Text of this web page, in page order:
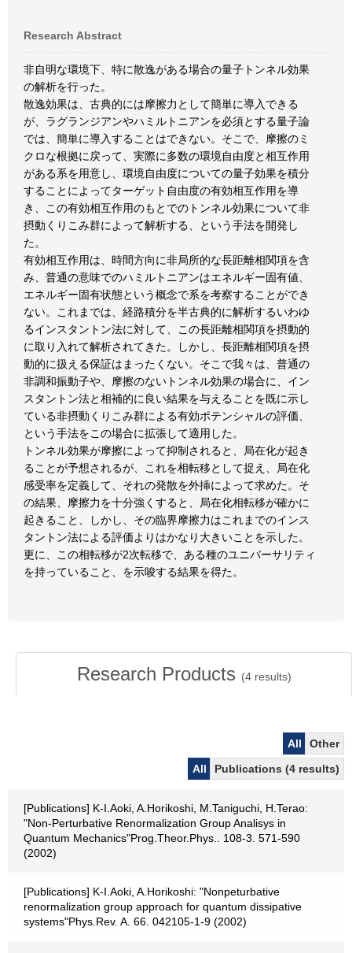
Research Abstract
非自明な環境下、特に散逸がある場合の量子トンネル効果
の解析を行った。
散逸効果は、古典的には摩擦力として簡単に導入できる
が、ラグランジアンやハミルトニアンを必須とする量子論
では、簡単に導入することはできない。そこで、摩擦のミ
クロな根拠に戻って、実際に多数の環境自由度と相互作用
がある系を用意し、環境自由度についての量子効果を積分
することによってターゲット自由度の有効相互作用を導
き、この有効相互作用のもとでのトンネル効果について非
摂動くりこみ群によって解析する、という手法を開発し
た。
有効相互作用は、時間方向に非局所的な長距離相関項を含
み、普通の意味でのハミルトニアンはエネルギー固有値、
エネルギー固有状態という概念で系を考察することができ
ない。これまでは、経路積分を半古典的に解析するいわゆ
るインスタントン法に対して、この長距離相関項を摂動的
に取り入れて解析されてきた。しかし、長距離相関項を摂
動的に扱える保証はまったくない。そこで我々は、普通の
非調和振動子や、摩擦のないトンネル効果の場合に、イン
スタントン法と相補的に良い結果を与えることを既に示し
ている非摂動くりこみ群による有効ポテンシャルの評価、
という手法をこの場合に拡張して適用した。
トンネル効果が摩擦によって抑制されると、局在化が起き
ることが予想されるが、これを相転移として捉え、局在化
感受率を定義して、それの発散を外挿によって求めた。そ
の結果、摩擦力を十分強くすると、局在化相転移が確かに
起きること、しかし、その臨界摩擦力はこれまでのインス
タントン法による評価よりはかなり大きいことを示した。
更に、この相転移が2次転移で、ある種のユニバーサリティ
を持っていること、を示唆する結果を得た。
Research Products (4results)
All
Other
All
Publications (4 results)
[Publications] K-I.Aoki, A.Horikoshi, M.Taniguchi, H.Terao:
"Non-Perturbative Renormalization Group Analisys in
Quantum Mechanics"Prog.Theor.Phys.. 108-3. 571-590
(2002)
[Publications] K-I.Aoki, A.Horikoshi: "Nonpeturbative
renormalization group approach for quantum dissipative
systems"Phys.Rev. A. 66. 042105-1-9 (2002)